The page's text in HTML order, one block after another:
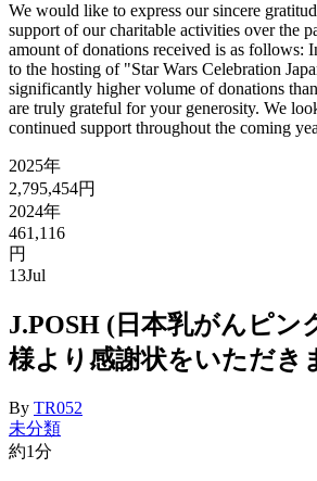
We would like to express our sincere
support of our charitable activities over the
amount of donations received is as follows:
to the hosting of "Star Wars Celebration
significantly higher volume of donations
are truly grateful for your generosity. We
continued support throughout the coming
2025年
2,795,454円
2024年
461,116
円
13Jul
J.POSH (日本乳がんピン
様より感謝状をいただき
By TR052
未分類
約1分